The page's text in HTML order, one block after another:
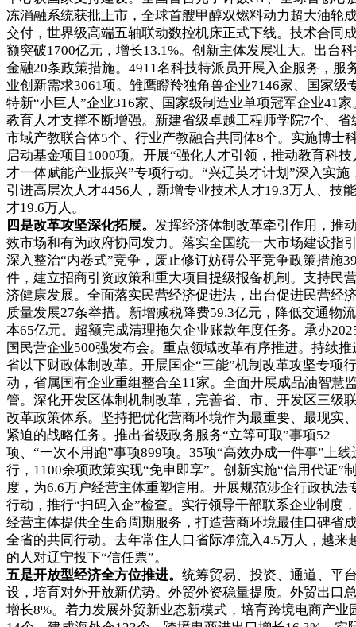
冻消融系统获批上市，全球首艘甲醇双燃料动力超大油轮
交付，世界级高端五轴联动数控机床正式下线。技术合同
额突破1700亿元，增长13.1%。创新主体发展壮大。出台
金融20条政策措施。4911名科技特派员开展入企服务，服
业创新需求3061项。雏鹰瞪羚独角兽企业7146家、国家级
特新“小巨人”企业316家、国家级制造业单项冠军企业41家
教育人才支撑不断增强。新建省级卓越工程师学院7个、省
市域产教联合体5个、行业产教融合共同体8个。实施博士
启动基金项目1000项。开展“强化人才引领，推动教育科技
才一体赋能产业振兴”专项行动。“兴辽英才计划”深入实施
引进高层次人才4456人，新增专业技术人才19.3万人、技
才19.6万人。
四是改革攻坚深化拓展。 发挥经济体制改革牵引作用，推
效市场和有为政府协同发力。落实全国统一大市场建设指
深入整治“内卷式”竞争，废止修订妨碍公平竞争政策措施
件，建立招商引资政策和重大项目提级报备机制。支持民
济健康发展。全面落实民营经济促进法，出台促进民营经
质量发展27条举措。新增减税降费59.3亿元，降低交通物
本65亿元。超额完成清理拖欠企业账款年度任务。承办
国民营企业500强发布会。重点领域改革有序推进。持续推
省以下财政体制改革。开展国企“三能”机制改革攻坚专项行
动，省属国有企业重组整合至11家。全面开展成品油智慧
管。深化开发区体制机制改革，完善省、市、开发区三级
改革政策体系。坚持把优化营商环境作为最重要、最现实
紧迫的战略任务。推出省级政务服务“立等可取”事项52
项、“一次不用跑”事项899项。35项“高效办成一件事”上线
行，1100余项政策实现“免申即享”。创新实施“信用代证”
度，为6.6万户经营主体重塑信用。开展规范涉企行政执法
行动，推行“扫码入企”检查。实行领导干部联系企业制度
经营主体提供全生命周期服务，打造营商环境最佳口碑省
全省的共同行动。去年常住人口省际净流入4.5万人，越来
的人对辽宁投下“信任票”。
五是开放型经济全方位推进。 统筹贸易、投资、通道、平
设，培育对外开放新优势。外贸外资稳量提质。外贸出口
增长8%。着力发展外贸新业态新模式，培育跨境电商产业